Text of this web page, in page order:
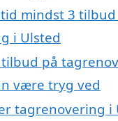
mindst 3 tilbud
i Ulsted
tilbud på
være tryg ved
tagrenovering i